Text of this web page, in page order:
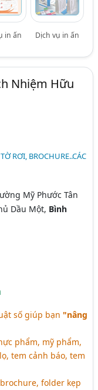
in ấn Dịch vụ in ấn
Nhiệm Hữu
RƠI, BROCHURE..CÁC
Mỹ Phước Tân
Dầu Một, Bình
số giúp bạn "nâng
phẩm, mỹ phẩm,
tem cảnh báo, tem
folder kẹp